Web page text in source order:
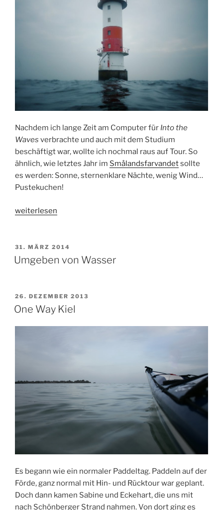
Nachdem ich lange Zeit am Computer für Into the
Waves verbrachte und auch mit dem Studium
beschäftigt war, wollte ich nochmal raus auf Tour. So
ähnlich, wie letztes Jahr im Smålandsfarvandetsollte
es werden: Sonne, sternenklare Nächte, wenig Wind…
Pustekuchen!
„Nacht
weiterlesen
VERÖFFENTLICHT
AM
31. MÄRZ 2014
Umgeben von Wasser
VERÖFFENTLICHT
AM
26. DEZEMBER 2013
One Way Kiel
Es begann wie ein normaler Paddeltag. Paddeln auf der
Förde, ganz normal mit Hin- und Rücktour war geplant.
Doch dann kamen Sabine und Eckehart, die uns mit
nach Schönberger Strand nahmen. Von dort ging es